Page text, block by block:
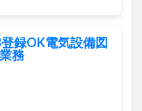
録OK電気設備図
務